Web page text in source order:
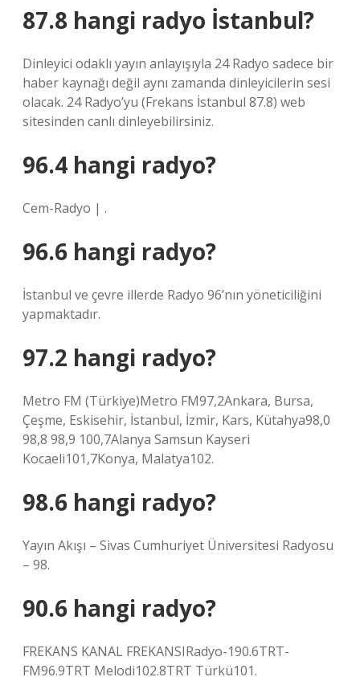
87.8 hangi radyo İstanbul?
Dinleyici odaklı yayın anlayışıyla 24 Radyo sadece bir
haber kaynağı değil aynı zamanda dinleyicilerin sesi
olacak. 24 Radyo’yu (Frekans İstanbul 87.8) web
sitesinden canlı dinleyebilirsiniz.
96.4 hangi radyo?
Cem-Radyo | .
96.6 hangi radyo?
İstanbul ve çevre illerde Radyo 96’nın yöneticiliğini
yapmaktadır.
97.2 hangi radyo?
Metro FM (Türkiye)Metro FM97,2Ankara, Bursa,
Çeşme, Eskisehir, İstanbul, İzmir, Kars, Kütahya98,0
98,8 98,9 100,7Alanya Samsun Kayseri
Kocaeli101,7Konya, Malatya102.
98.6 hangi radyo?
Yayın Akışı – Sivas Cumhuriyet Üniversitesi Radyosu
– 98.
90.6 hangi radyo?
FREKANS KANAL FREKANSIRadyo-190.6TRT-
FM96.9TRT Melodi102.8TRT Türkü101.